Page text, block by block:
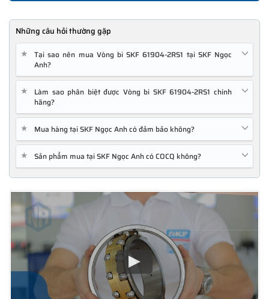
Những câu hỏi thường gặp
★
Tại sao nên mua Vòng bi SKF 61904-2RS1 tại SKF Ngọc
Anh?
★
Làm sao phân biệt được Vòng bi SKF 61904-2RS1 chính
hãng?
★ Mua hàng tại SKF Ngọc Anh có đảm bảo không?
★ Sản phẩm mua tại SKF Ngọc Anh có COCQ không?